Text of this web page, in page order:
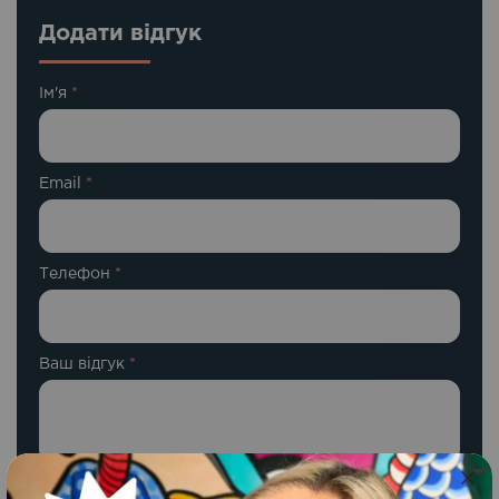
Додати відгук
Ім'я *
Email *
Телефон *
Ваша оцінка
Ваш відгук *